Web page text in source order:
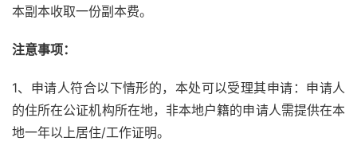
本副本收取一份副本费。
注意事项：
1、申请人符合以下情形的，本处可以受理其申请：申请人
的住所在公证机构所在地，非本地户籍的申请人需提供在本
地一年以上居住/工作证明。